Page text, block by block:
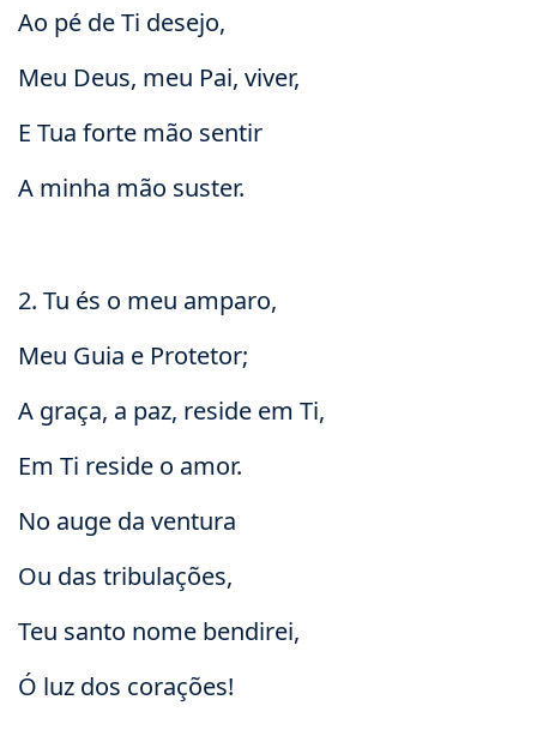
Ao pé de Ti desejo,
Meu Deus, meu Pai, viver,
E Tua forte mão sentir
A minha mão suster.
2. Tu és o meu amparo,
Meu Guia e Protetor;
A graça, a paz, reside em Ti,
Em Ti reside o amor.
No auge da ventura
Ou das tribulações,
Teu santo nome bendirei,
Ó luz dos corações!